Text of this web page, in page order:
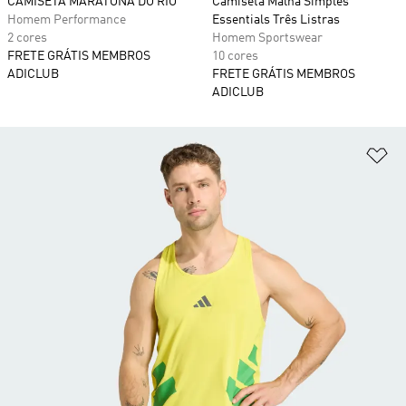
Homem Performance
2 cores
FRETE GRÁTIS MEMBROS
ADICLUB
Essentials Três Listras
Homem Sportswear
10 cores
FRETE GRÁTIS MEMBROS
ADICLUB